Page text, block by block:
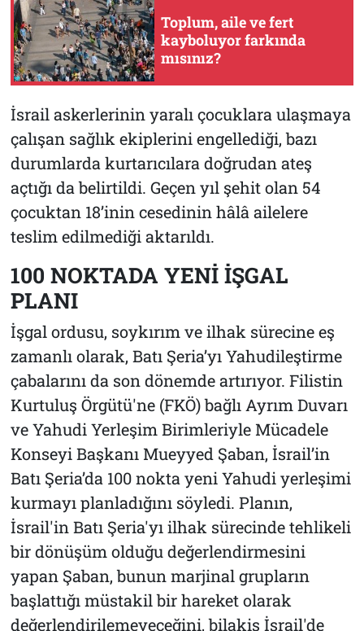
Toplum, aile ve fert
kayboluyor farkında
mısınız?
İsrail askerlerinin yaralı çocuklara ulaşmaya
çalışan sağlık ekiplerini engellediği, bazı
durumlarda kurtarıcılara doğrudan ateş
açtığı da belirtildi. Geçen yıl şehit olan 54
çocuktan 18’inin cesedinin hâlâ ailelere
teslim edilmediği aktarıldı.
100 NOKTADA YENİ İŞGAL
PLANI
İşgal ordusu, soykırım ve ilhak sürecine eş
zamanlı olarak, Batı Şeria’yı Yahudileştirme
çabalarını da son dönemde artırıyor. Filistin
Kurtuluş Örgütü'ne (FKÖ) bağlı Ayrım Duvarı
ve Yahudi Yerleşim Birimleriyle Mücadele
Konseyi Başkanı Mueyyed Şaban, İsrail’in
Batı Şeria’da 100 nokta yeni Yahudi yerleşimi
kurmayı planladığını söyledi. Planın,
İsrail'in Batı Şeria'yı ilhak sürecinde tehlikeli
bir dönüşüm olduğu değerlendirmesini
yapan Şaban, bunun marjinal grupların
başlattığı müstakil bir hareket olarak
değerlendirilemeyeceğini, bilakis İsrail'de